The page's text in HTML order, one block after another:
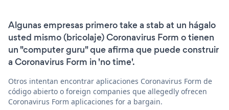
Algunas empresas primero take a stab at un hágalo
usted mismo (bricolaje) Coronavirus Form o tienen
un "computer guru" que afirma que puede construir
a Coronavirus Form in 'no time'.
Otros intentan encontrar aplicaciones Coronavirus Form de
código abierto o foreign companies que allegedly ofrecen
Coronavirus Form aplicaciones for a bargain.